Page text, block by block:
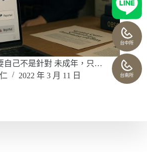
自己不是針對 未成年，只…
2022 年 3 月 11 日
台中所
台南所